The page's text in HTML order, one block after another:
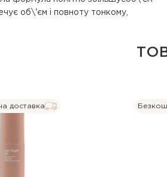
об\'єм і повноту тонкому,
доставка